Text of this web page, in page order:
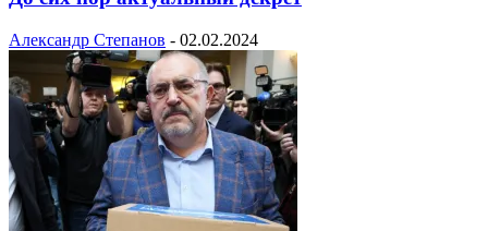
Александр Степанов - 02.02.2024